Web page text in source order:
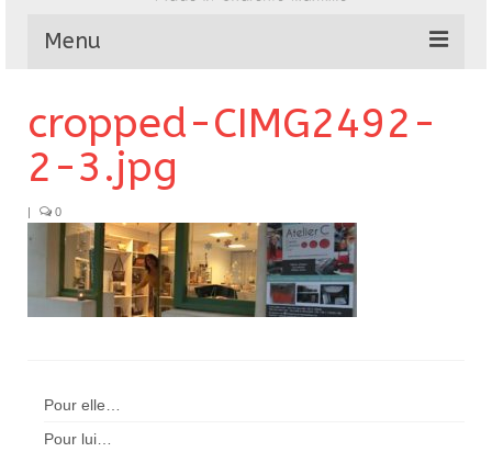
Menu
Collection
Commandes particulières
E-Boutique
Pour acheter
cropped-CIMG2492-
2-3.jpg
| 0
Pour elle…
Pour lui…